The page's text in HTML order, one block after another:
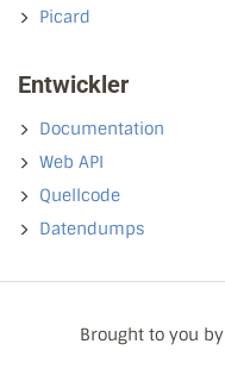
Picard
Entwickler
Documentation
Web API
Quellcode
Datendumps
Brought to you by